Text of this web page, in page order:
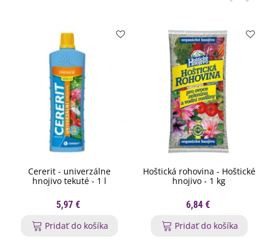
Cererit - univerzálne
hnojivo tekuté - 1 l
5,97 €
Pridať do košíka
Hoštická rohovina - Hoštické
hnojivo - 1 kg
6,84 €
Pridať do košíka